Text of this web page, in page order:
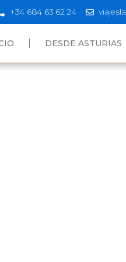
+34 684 63 62 24
DESDE ASTURIAS